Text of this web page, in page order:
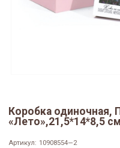
Коробка одиночная,
«Лето»,21,5*14*8,5
Артикул: 10908554—2